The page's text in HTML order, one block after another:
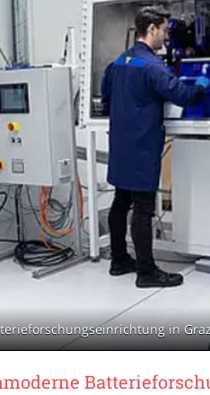
in Graz